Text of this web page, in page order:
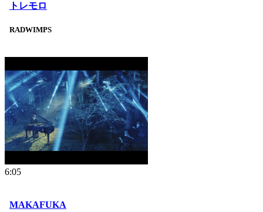
トレモロ
RADWIMPS
6:05
MAKAFUKA